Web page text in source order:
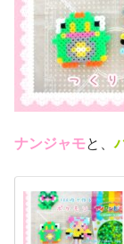
ナンジャモと、